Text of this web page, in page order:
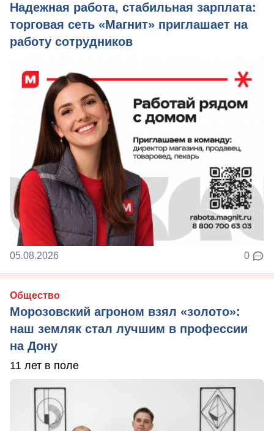
Надежная работа, стабильная зарплата:
торговая сеть «Магнит» приглашает на
работу сотрудников
05.08.2026 0
Общество
Морозовский агроном взял «золото»:
наш земляк стал лучшим в профессии
на Дону
11 лет в поле